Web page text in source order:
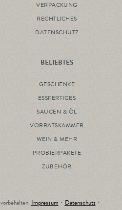
VERPACKUNG
RECHTLICHES
DATENSCHUTZ
BELIEBTES
GESCHENKE
ESSFERTIGES
SAUCEN & ÖL
VORRATSKAMMER
WEIN & MEHR
PROBIERPAKETE
ZUBEHÖR
Impressum ･ Datenschutz･